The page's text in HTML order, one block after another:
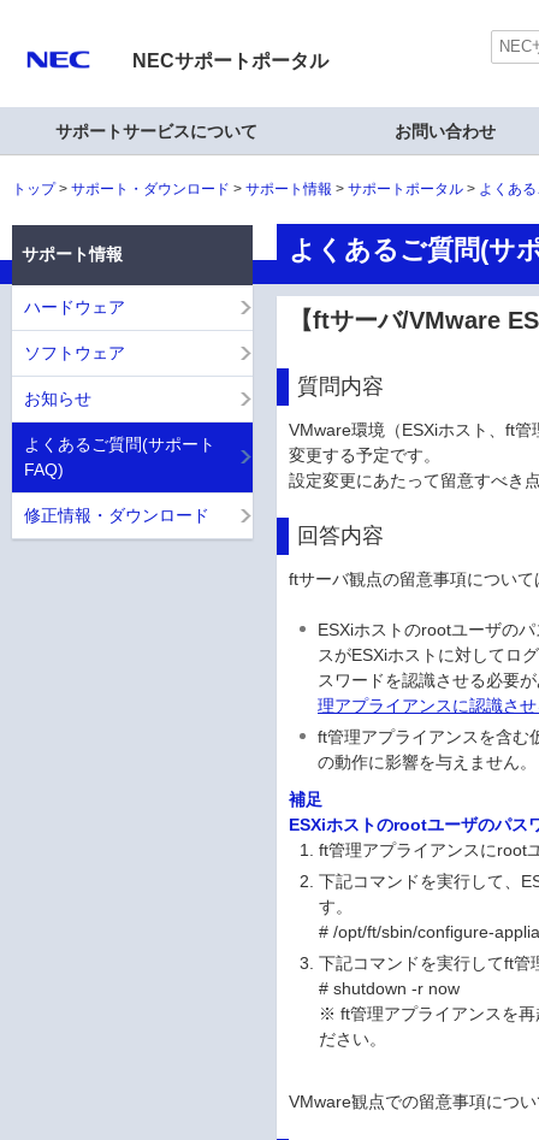
NECサポートポータル
サポートサービスについて お問い合わせ
トップ サポート・ダウンロード サポート情報 サポートポータル よくあ
よくあるご質問(サ
【ftサーバ/VMware
質問内容
VMware環境（ESXiホスト、ft
変更する予定です。
設定変更にあたって留意すべき
回答内容
ftサーバ観点の留意事項につい
ESXiホストのrootユーザの
スがESXiホストに対してロ
スワードを認識させる必要
理アプライアンスに認識さ
ft管理アプライアンスを含む
の動作に影響を与えません。
補足
ESXiホストのrootユーザのパス
ft管理アプライアンスにroot
下記コマンドを実行して、
す。
# /opt/ft/sbin/configure-
下記コマンドを実行してft管
# shutdown -r now
※ ft管理アプライアンスを
ださい。
VMware観点での留意事項につ
サポート情報
ハードウェア
ソフトウェア
お知らせ
よくあるご質問(サポート
FAQ)
修正情報・ダウンロード